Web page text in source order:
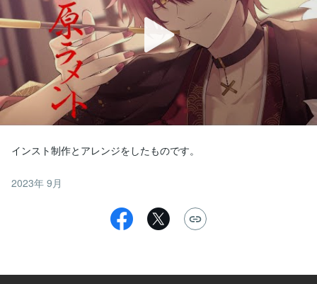
インスト制作とアレンジをしたものです。
2023年 9月